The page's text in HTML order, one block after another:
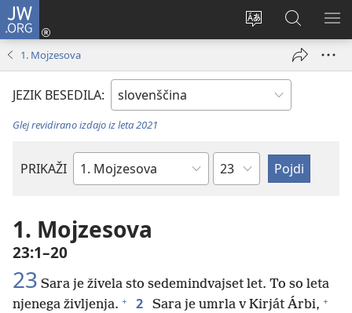
JW.ORG
Spremeni
spletnega
mesta
Prijava
(odpre
Iskanje
po
JW.ORG
1. Mojzesova
JEZIK BESEDILA:
Glej revidirano izdajo iz leta 2021
PRIKAŽI
Po
knjigi
Poglavje
1. Mojzesova
23:1–20
23 Sara je živela sto sedemindvajset let. To so leta
njenega življenja. + 2 Sara je umrla v Kirját Árbi, +